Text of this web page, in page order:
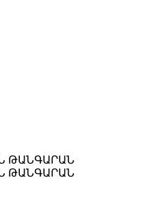
ԹԱՆԳԱՐԱՆ
ԹԱՆԳԱՐԱՆ